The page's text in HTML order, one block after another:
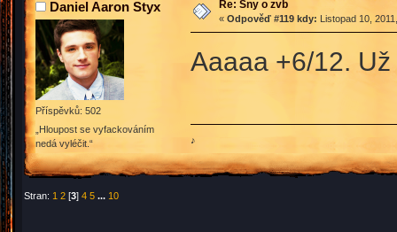
Daniel Aaron Styx
Příspěvků: 502
„Hloupost se vyfackováním
nedá vyléčit.“
Re: Sny o zvb
« Odpověď #119 kdy: Listopad 10,
Aaaaa +6/12.
♪
Stran: 1 2 [3]4 5 ... 10